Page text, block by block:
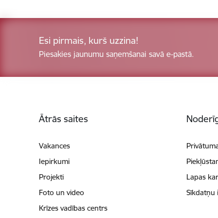
Esi pirmais, kurš uzzina!
Piesakies jaunumu saņemšanai savā e-pastā.
Ātrās saites
Vakances
Iepirkumi
Projekti
Foto un video
Krīzes vadības centrs
Lapas
Sīkdatņu